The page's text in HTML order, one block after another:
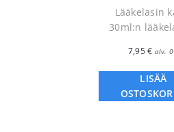
Lääkelasin
30ml:n
7,95€ alv.
LISÄÄ